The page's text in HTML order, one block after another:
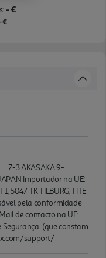
- €
€
3 AKASAKA 9-
Importador na UE:
5047 TK TILBURG, THE
pela conformidade
de contacto na UE:
(que constam
support/